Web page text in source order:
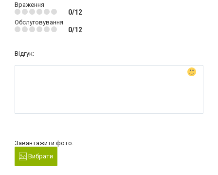
Враження
0/12
Обслуговування
0/12
Відгук:
Завантажити фото:
Вибрати